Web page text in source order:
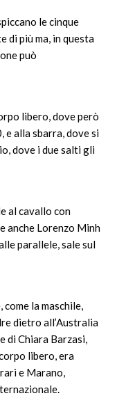
le cinque
di più ma, in questa
può
libero, dove però
e alla sbarra, dove si
dove i due salti gli
al cavallo con
anche Lorenzo Minh
parallele, sale sul
la maschile,
dietro all’Australia
di Chiara Barzasi,
libero, era
e Marano,